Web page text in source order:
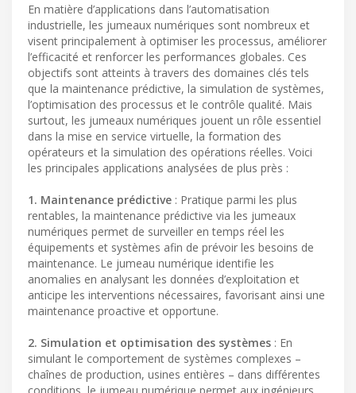
En matière d’applications dans l’automatisation
industrielle, les jumeaux numériques sont nombreux et
visent principalement à optimiser les processus, améliorer
l’efficacité et renforcer les performances globales. Ces
objectifs sont atteints à travers des domaines clés tels
que la maintenance prédictive, la simulation de systèmes,
l’optimisation des processus et le contrôle qualité. Mais
surtout, les jumeaux numériques jouent un rôle essentiel
dans la mise en service virtuelle, la formation des
opérateurs et la simulation des opérations réelles. Voici
les principales applications analysées de plus près :
1. Maintenance prédictive : Pratique parmi les plus
rentables, la maintenance prédictive via les jumeaux
numériques permet de surveiller en temps réel les
équipements et systèmes afin de prévoir les besoins de
maintenance. Le jumeau numérique identifie les
anomalies en analysant les données d’exploitation et
anticipe les interventions nécessaires, favorisant ainsi une
maintenance proactive et opportune.
2. Simulation et optimisation des systèmes : En
simulant le comportement de systèmes complexes –
chaînes de production, usines entières – dans différentes
conditions, le jumeau numérique permet aux ingénieurs